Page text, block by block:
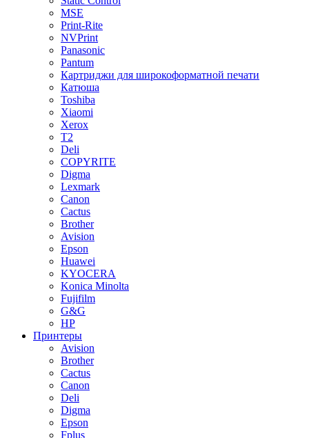
MSE
Print-Rite
NVPrint
Panasonic
Pantum
Картриджи для широкоформатной печати
Катюша
Toshiba
Xiaomi
Xerox
T2
Deli
COPYRITE
Digma
Lexmark
Canon
Cactus
Brother
Avision
Epson
Huawei
KYOCERA
Konica Minolta
Fujifilm
G&G
HP
Принтеры
Avision
Brother
Cactus
Canon
Deli
Digma
Epson
Fplus